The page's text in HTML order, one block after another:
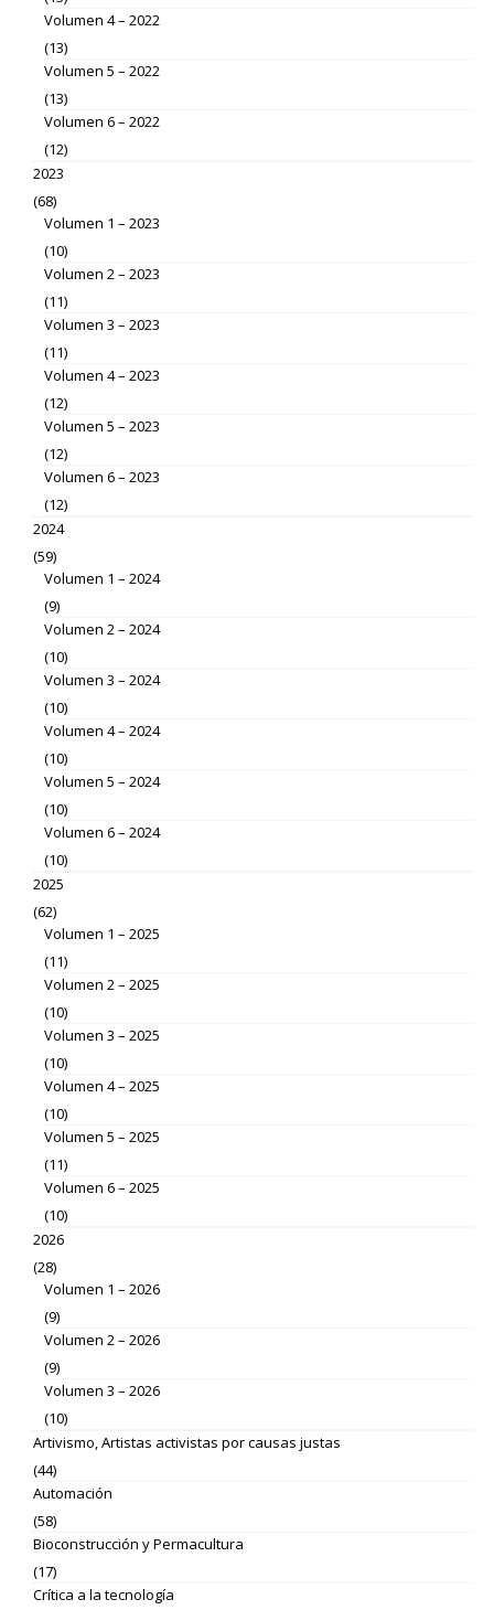
Volumen 4 – 2022
(13)
Volumen 5 – 2022
(13)
Volumen 6 – 2022
(12)
2023
(68)
Volumen 1 – 2023
(10)
Volumen 2 – 2023
(11)
Volumen 3 – 2023
(11)
Volumen 4 – 2023
(12)
Volumen 5 – 2023
(12)
Volumen 6 – 2023
(12)
2024
(59)
Volumen 1 – 2024
(9)
Volumen 2 – 2024
(10)
Volumen 3 – 2024
(10)
Volumen 4 – 2024
(10)
Volumen 5 – 2024
(10)
Volumen 6 – 2024
(10)
2025
(62)
Volumen 1 – 2025
(11)
Volumen 2 – 2025
(10)
Volumen 3 – 2025
(10)
Volumen 4 – 2025
(10)
Volumen 5 – 2025
(11)
Volumen 6 – 2025
(10)
2026
(28)
Volumen 1 – 2026
(9)
Volumen 2 – 2026
(9)
Volumen 3 – 2026
(10)
Artivismo, Artistas activistas por causas justas
(44)
Automación
(58)
Bioconstrucción y Permacultura
(17)
Crítica a la tecnología